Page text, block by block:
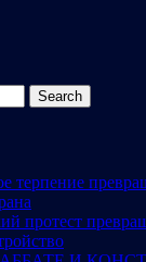
терпение
протест